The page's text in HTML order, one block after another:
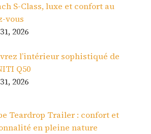
S-Class, luxe et confort au
vous
2026
l’intérieur sophistiqué de
Q50
2026
Teardrop Trailer : confort et
en pleine nature